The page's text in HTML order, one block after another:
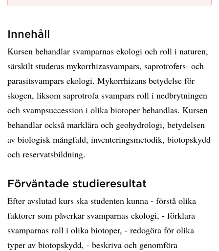
Innehåll
Kursen behandlar svamparnas ekologi och roll i naturen,
särskilt studeras mykorrhizasvampars, saprotrofers- och
parasitsvampars ekologi. Mykorrhizans betydelse för
skogen, liksom saprotrofa svampars roll i nedbrytningen
och svampsuccession i olika biotoper behandlas. Kursen
behandlar också marklära och geohydrologi, betydelsen
av biologisk mångfald, inventeringsmetodik, biotopskydd
och reservatsbildning.
Förväntade studieresultat
Efter avslutad kurs ska studenten kunna - förstå olika
faktorer som påverkar svamparnas ekologi, - förklara
svamparnas roll i olika biotoper, - redogöra för olika
typer av biotopskydd, - beskriva och genomföra